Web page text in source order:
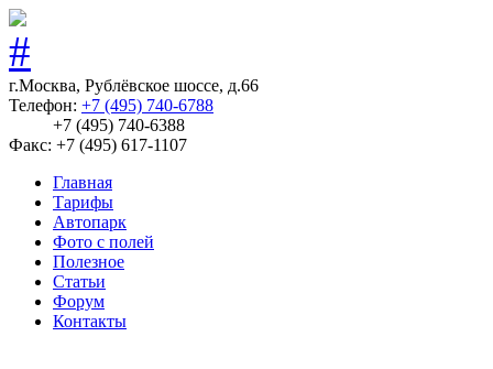
г.Москва, Рублёвское шоссе, д.66
Телефон: +7 (495) 740-6788
+7 (495) 740-6388
Факс: +7 (495) 617-1107
Главная
Тарифы
Автопарк
Фото с полей
Полезное
Статьи
Форум
Контакты